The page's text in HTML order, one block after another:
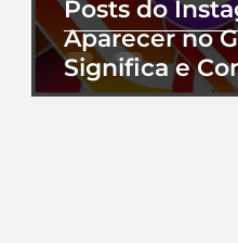
Posts do
Aparecer no
Significa e
Perfil